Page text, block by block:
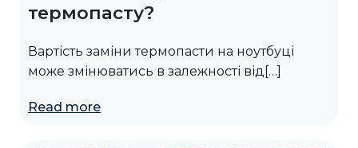
термопасту?
Вартість заміни термопасти на ноутбуці
може змінюватись в залежності від[…]
Read more